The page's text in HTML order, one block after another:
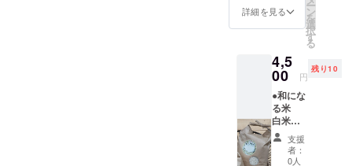
みお願
た、広
島県で
のイベ
ント用
に準備
したた
め、米
袋の裏
にある
は、企
いる香
川県の
個人商
店名義
での発
送とな
りま
す。 企
画者が
綾町
産。 農
薬や除
化学肥
料・動
物性肥
料を使
わず、
天日で
干した
安心で
美味し
詳細を見る ー
ン
を
選
択
す
る
4,5
00 円
残り10
●和にな
る米
白米 2
キログ
ラム 宮
崎県綾
支援
者：
0人